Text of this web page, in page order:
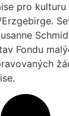
pro kulturu
Fondu